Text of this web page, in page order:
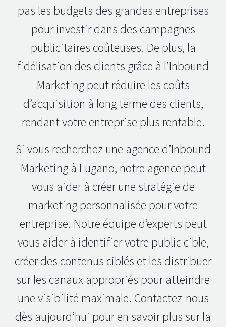
pas les budgets des grandes entreprises
pour investir dans des campagnes
publicitaires coûteuses. De plus, la
fidélisation des clients grâce à l’Inbound
Marketing peut réduire les coûts
d’acquisition à long terme des clients,
rendant votre entreprise plus rentable.
Si vous recherchez une agence d’Inbound
Marketing à Lugano, notre agence peut
vous aider à créer une stratégie de
marketing personnalisée pour votre
entreprise. Notre équipe d’experts peut
vous aider à identifier votre public cible,
créer des contenus ciblés et les distribuer
sur les canaux appropriés pour atteindre
une visibilité maximale. Contactez-nous
dès aujourd’hui pour en savoir plus sur la